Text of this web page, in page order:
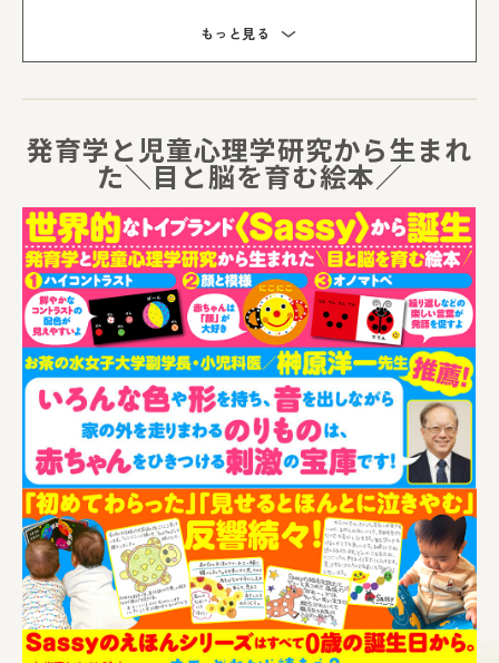
好き。低月齢の赤ちゃんには、目の正面20cm
いので効果的です。
もっと見る
発育学と児童心理学研究から生まれ
た＼目と脳を育む絵本／